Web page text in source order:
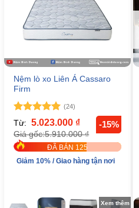
Xem thêm
Nệm lò xo Liên Á Cassaro
Firm
Được xếp
hạng5
5
sao
(24)
Từ: 5.023.000 ₫
Giá gốc:5.910.000₫
-15%
ĐÃ BÁN 125
Giảm 10% / Giao hàng tận nơi